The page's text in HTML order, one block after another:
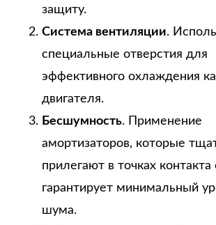
защиту.
Система вентиляции.
специальные отверстия для
эффективного охлаждения
двигателя.
Бесшумность. Применение
амортизаторов, которые
прилегают в точках контакта
гарантирует минимальный
шума.